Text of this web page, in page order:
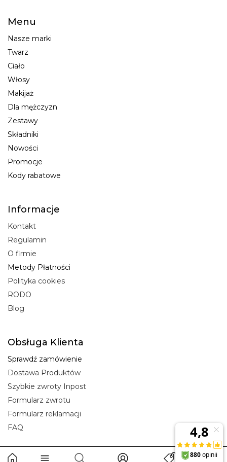
Menu
Nasze marki
Twarz
Ciało
Włosy
Makijaż
Dla mężczyzn
Zestawy
Składniki
Nowości
Promocje
Kody rabatowe
Informacje
Kontakt
Regulamin
O firmie
Metody Płatności
Polityka cookies
RODO
Blog
Obsługa Klienta
Sprawdź zamówienie
Dostawa Produktów
Szybkie zwroty Inpost
Formularz zwrotu
Formularz reklamacji
FAQ